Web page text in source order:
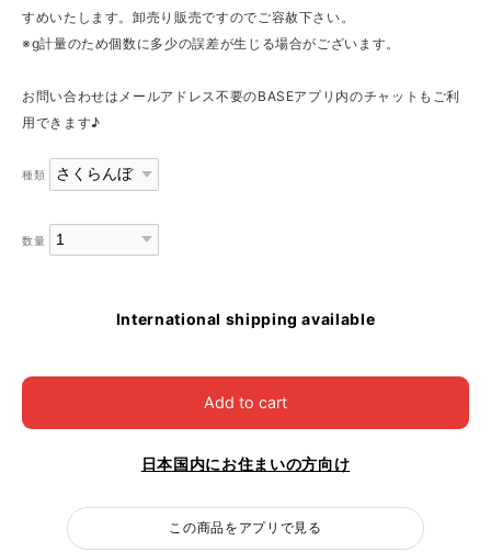
すめいたします。卸売り販売ですのでご容赦下さい。
※g計量のため個数に多少の誤差が生じる場合がございます。
お問い合わせはメールアドレス不要のBASEアプリ内のチャットもご利
用できます♪
種類
数量
International shipping available
Add to cart
日本国内にお住まいの方向け
この商品をアプリで見る